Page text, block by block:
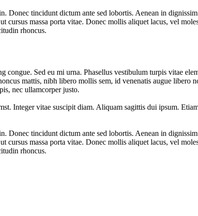
Donec tincidunt dictum ante sed lobortis. Aenean in
cursus massa porta vitae. Donec mollis aliquet lacus, vel
rhoncus.
Sed eu mi urna. Phasellus vestibulum turpis vitae
mattis, nibh libero mollis sem, id venenatis augue
nec ullamcorper justo.
Integer vitae suscipit diam. Aliquam sagittis dui ipsum.
Donec tincidunt dictum ante sed lobortis. Aenean in
cursus massa porta vitae. Donec mollis aliquet lacus, vel
rhoncus.